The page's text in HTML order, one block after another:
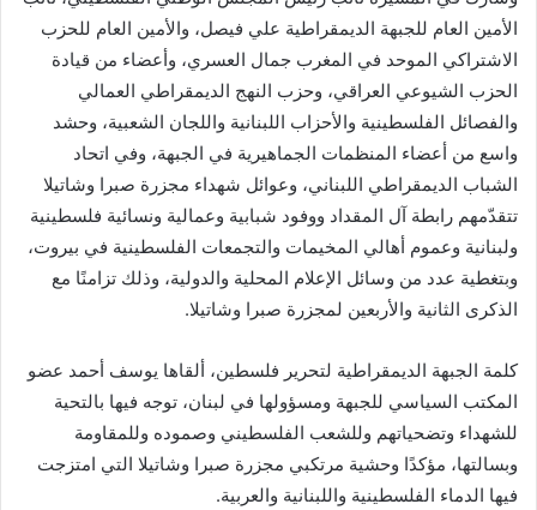
الأمين العام للجبهة الديمقراطية علي فيصل، والأمين العام للحزب
الاشتراكي الموحد في المغرب جمال العسري، وأعضاء من قيادة
الحزب الشيوعي العراقي، وحزب النهج الديمقراطي العمالي
والفصائل الفلسطينية والأحزاب اللبنانية واللجان الشعبية، وحشد
واسع من أعضاء المنظمات الجماهيرية في الجبهة، وفي اتحاد
الشباب الديمقراطي اللبناني، وعوائل شهداء مجزرة صبرا وشاتيلا
تتقدّمهم رابطة آل المقداد ووفود شبابية وعمالية ونسائية فلسطينية
ولبنانية وعموم أهالي المخيمات والتجمعات الفلسطينية في بيروت،
وبتغطية عدد من وسائل الإعلام المحلية والدولية، وذلك تزامنًا مع
الذكرى الثانية والأربعين لمجزرة صبرا وشاتيلا.
كلمة الجبهة الديمقراطية لتحرير فلسطين، ألقاها يوسف أحمد عضو
المكتب السياسي للجبهة ومسؤولها في لبنان، توجه فيها بالتحية
للشهداء وتضحياتهم وللشعب الفلسطيني وصموده وللمقاومة
وبسالتها، مؤكدًا وحشية مرتكبي مجزرة صبرا وشاتيلا التي امتزجت
فيها الدماء الفلسطينية واللبنانية والعربية.